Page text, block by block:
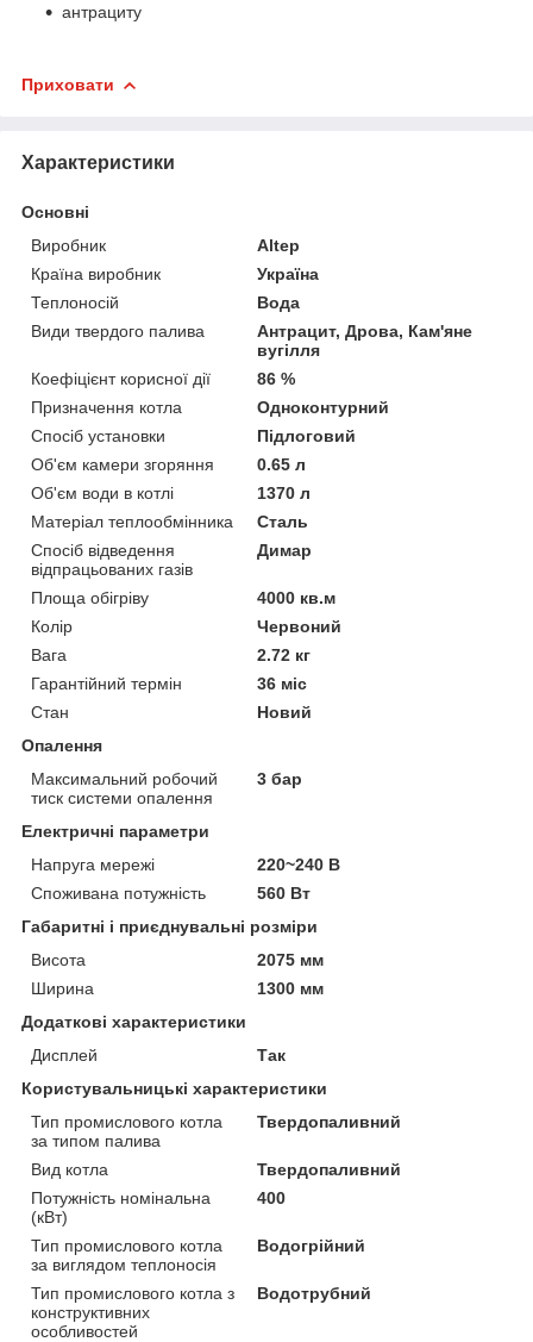
антрациту
Приховати
Характеристики
Основні
Виробник
Altep
Країна виробник
Україна
Теплоносій
Вода
Види твердого палива
Антрацит, Дрова, Кам'яне
вугілля
Коефіцієнт корисної дії
86 %
Призначення котла
Одноконтурний
Спосіб установки
Підлоговий
Об'єм камери згоряння
0.65 л
Об'єм води в котлі
1370 л
Матеріал теплообмінника
Сталь
Спосіб відведення
відпрацьованих газів
Димар
Площа обігріву
4000 кв.м
Колір
Червоний
Вага
2.72 кг
Гарантійний термін
36 міс
Стан
Новий
Опалення
Максимальний робочий
тиск системи опалення
3 бар
Електричні параметри
Напруга мережі
220~240 В
Споживана потужність
560 Вт
Габаритні і приєднувальні розміри
Висота
2075 мм
Ширина
1300 мм
Додаткові характеристики
Дисплей
Так
Користувальницькі характеристики
Тип промислового котла
за типом палива
Твердопаливний
Вид котла
Твердопаливний
Потужність номінальна
(кВт)
400
Тип промислового котла
за виглядом теплоносія
Водогрійний
Тип промислового котла з
конструктивних
особливостей
Водотрубний